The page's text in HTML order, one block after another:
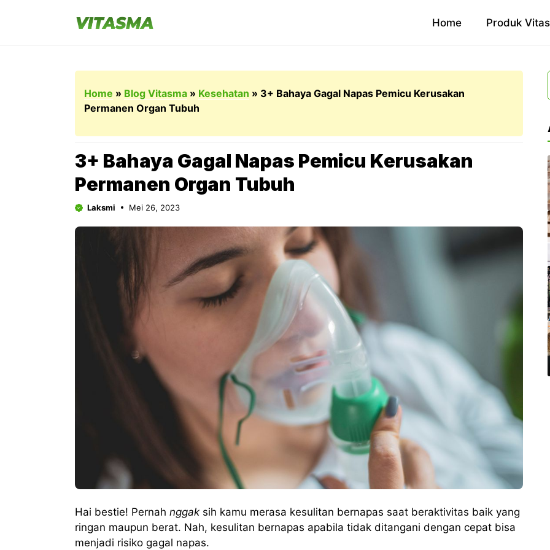
Home Produk
Home » Blog Vitasma » Kesehatan » 3+ Bahaya Gagal Napas Pemicu Kerusakan
Permanen Organ Tubuh
3+ Bahaya Gagal Napas Pemicu Kerusakan
Permanen Organ Tubuh
Laksmi Mei 26, 2023
Hai bestie! Pernah nggak sih kamu merasa kesulitan bernapas saat beraktivitas baik yang
ringan maupun berat. Nah, kesulitan bernapas apabila tidak ditangani dengan cepat bisa
menjadi risiko gagal napas.